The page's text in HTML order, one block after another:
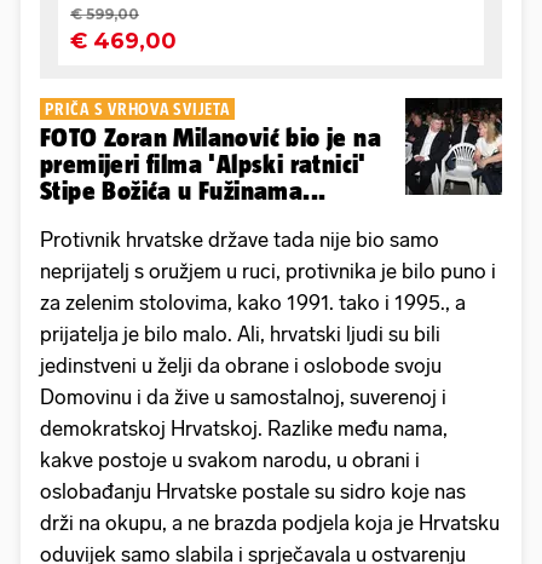
PRIČA S VRHOVA SVIJETA
FOTO Zoran Milanović bio je na
premijeri filma 'Alpski ratnici'
Stipe Božića u Fužinama...
Protivnik hrvatske države tada nije bio samo
neprijatelj s oružjem u ruci, protivnika je bilo puno i
za zelenim stolovima, kako 1991. tako i 1995., a
prijatelja je bilo malo. Ali, hrvatski ljudi su bili
jedinstveni u želji da obrane i oslobode svoju
Domovinu i da žive u samostalnoj, suverenoj i
demokratskoj Hrvatskoj. Razlike među nama,
kakve postoje u svakom narodu, u obrani i
oslobađanju Hrvatske postale su sidro koje nas
drži na okupu, a ne brazda podjela koja je Hrvatsku
oduvijek samo slabila i sprječavala u ostvarenju